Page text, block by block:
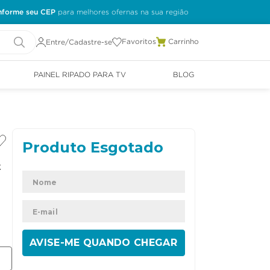
seu CEP
Entre/Cadastre-se Favoritos
PAINEL RIPADO PARA TV BLOG
ENVIAR